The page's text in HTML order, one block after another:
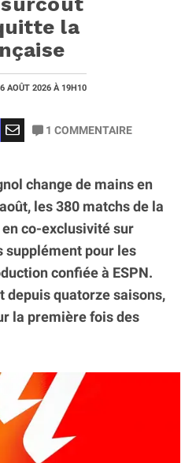
la
6 AOÛT 2026 À 19H10
1 COMMENTAIRE
change de mains en
les 380 matchs de la
co-exclusivité sur
supplément pour les
confiée à ESPN.
depuis quatorze saisons,
la première fois des